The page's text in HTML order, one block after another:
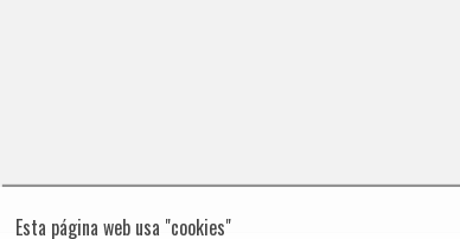
Esta página web usa "cookies"